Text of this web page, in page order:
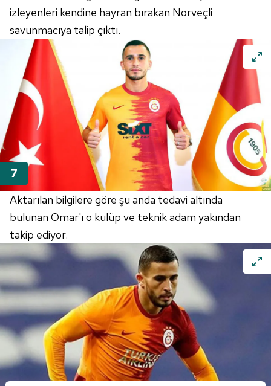
izleyenleri kendine hayran bırakan Norveçli
savunmacıya talip çıktı.
Aktarılan bilgilere göre şu anda tedavi altında
bulunan Omar'ı o kulüp ve teknik adam yakından
takip ediyor.